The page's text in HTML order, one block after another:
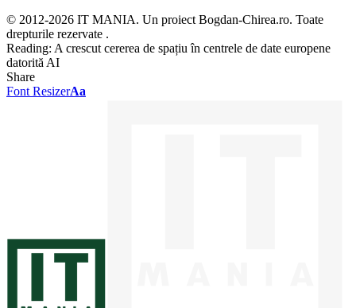
© 2012-2026 IT MANIA. Un proiect Bogdan-Chirea.ro. Toate
drepturile rezervate .
Reading: A crescut cererea de spațiu în centrele de date europene
datorită AI
Share
Font ResizerAa